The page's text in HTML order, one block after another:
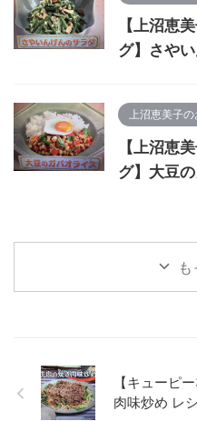
【上沼恵
グ】さや
上沼恵美子
【上沼恵
グ】大豆
【キューピ
肉味炒め レ